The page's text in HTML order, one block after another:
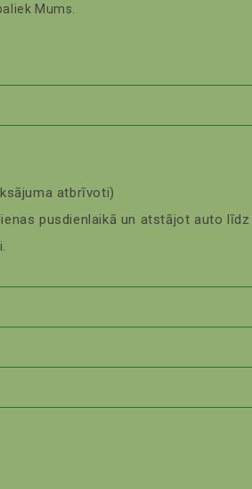
Mums.
atbrīvoti)
pusdienlaikā un atstājot auto